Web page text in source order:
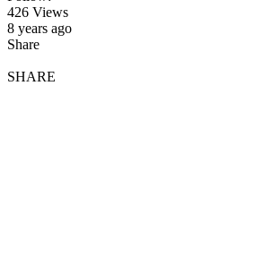
426 Views
8 years ago
Share
SHARE